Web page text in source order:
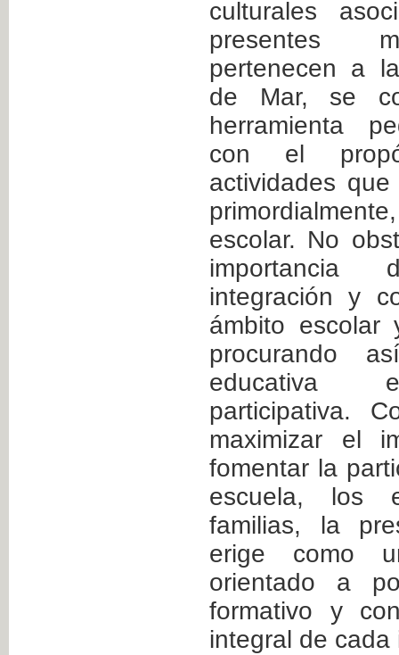
culturales
presentes
pertenecen a
de Mar, se
herramienta
con el
actividades
escolar. No
integración y
ámbito escolar
procurando
educativa
participativa.
maximizar el
fomentar la
escuela, los
familias, la
erige como
orientado a
formativo y
integral de cada